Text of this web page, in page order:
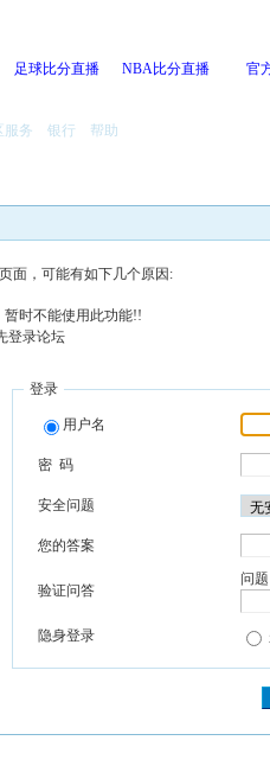
足球比分直播 NBA比分直播 官
服务 银行 帮助
面，可能有如下几个原因:
时不能使用此功能!!
登录论坛
登录
用户名
密 码
安全问题
您的答案
验证问答
问
隐身登录